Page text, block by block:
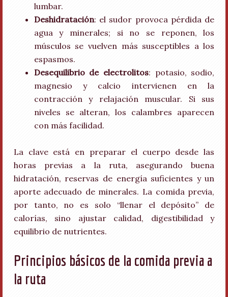
lumbar.
Deshidratación: el sudor provoca pérdida de
agua y minerales; si no se reponen, los
músculos se vuelven más susceptibles a los
espasmos.
Desequilibrio de electrolitos: potasio, sodio,
magnesio y calcio intervienen en la
contracción y relajación muscular. Si sus
niveles se alteran, los calambres aparecen
con más facilidad.
La clave está en preparar el cuerpo desde las
horas previas a la ruta, asegurando buena
hidratación, reservas de energía suficientes y un
aporte adecuado de minerales. La comida previa,
por tanto, no es solo “llenar el depósito” de
calorías, sino ajustar calidad, digestibilidad y
equilibrio de nutrientes.
Principios básicos de la comida previa a
la ruta